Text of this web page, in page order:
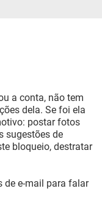
a conta, não tem
dela. Se foi ela
postar fotos
sugestões de
bloqueio, destratar
de e-mail para falar